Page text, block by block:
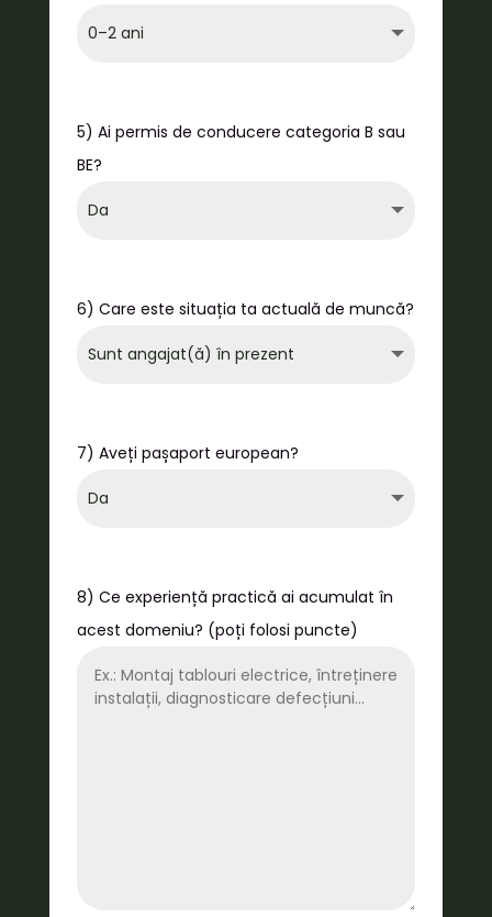
5) Ai permis de conducere categoria B sau
BE?
6) Care este situația ta actuală de muncă?
7) Aveți pașaport european?
8) Ce experiență practică ai acumulat în
acest domeniu? (poți folosi puncte)